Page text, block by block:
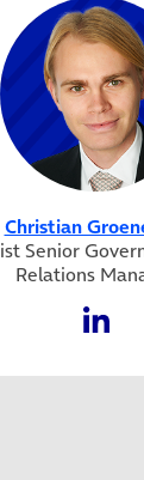
Christian
ist Senior
Relations